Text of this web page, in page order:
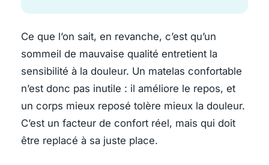
Ce que l’on sait, en revanche, c’est qu’un
sommeil de mauvaise qualité entretient la
sensibilité à la douleur. Un matelas confortable
n’est donc pas inutile : il améliore le repos, et
un corps mieux reposé tolère mieux la douleur.
C’est un facteur de confort réel, mais qui doit
être replacé à sa juste place.